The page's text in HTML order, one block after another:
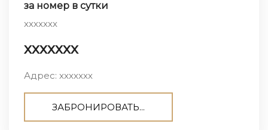
за номер в сутки
ххххххх
ххххххх
Адрес: ххххххх
ЗАБРОНИРОВАТЬ...